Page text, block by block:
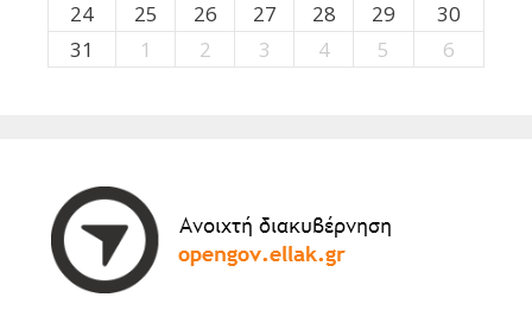
24
25 26 27 28 29
30
31
1 2 3 4 5 6